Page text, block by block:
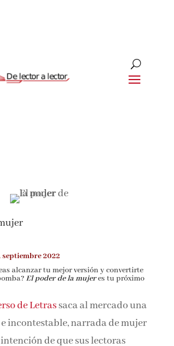
2022
alcanzar tu mejor versión y
bomba?El poder de la mujer
de Letrassaca al mercado
e incontestable, narrada de
la intención de que sus
comunidad de amantes de la